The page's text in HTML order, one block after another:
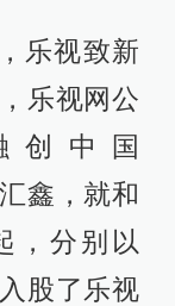
乐视致新
乐视网公
创中国
鑫，就和
，分别以
股了乐视